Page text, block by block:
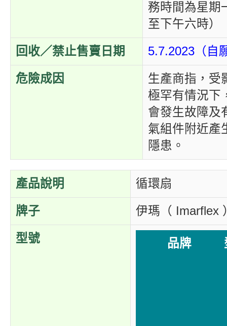
務時間為星期
至下午六時）
回收／禁止售賣日期 5.7.2023（自
危險成因
生產商指，受
極罕有情況下
會發生故障及
氣組件附近產
隱患。
產品說明 循環扇
牌子 伊瑪（ Imarflex
型號 品牌